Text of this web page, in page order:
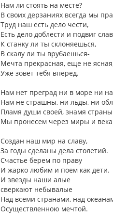
Нам ли стоять на месте?
В своих дерзаниях всегда мы
Труд наш есть дело чести,
Есть дело доблести и подвиг
К станку ли ты склоняешься,
В скалу ли ты врубаешься-
Мечта прекрасная, еще не
Уже зовет тебя вперед.
Нам нет преград ни в море ни
Нам не страшны, ни льды, ни
Пламя души своей, знамя
Мы пронесем через миры и
Создан наш мир на славу,
За годы сделаны дела столетий.
Счастье берем по праву
И жарко любим и поем как дети.
И звезды наши алые
сверкают небывалые
Над всеми странами, над
Осуществленною мечтой.